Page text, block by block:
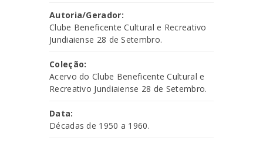
Autoria/Gerador:
Clube Beneficente Cultural e Recreativo
Jundiaiense 28 de Setembro.
Coleção:
Acervo do Clube Beneficente Cultural e
Recreativo Jundiaiense 28 de Setembro.
Data:
Décadas de 1950 a 1960.